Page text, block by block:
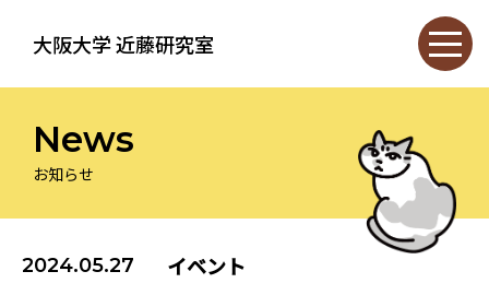
大阪大学 近藤研究室
News
お知らせ
2024.05.27 イベント